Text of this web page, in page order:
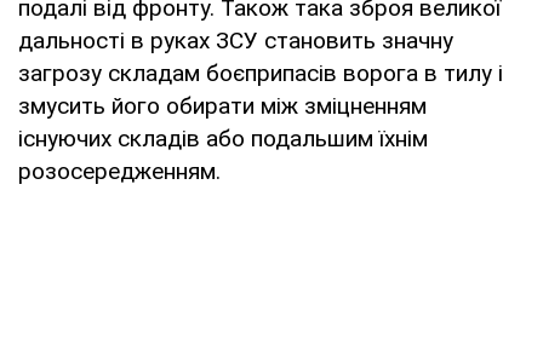
подалі від фронту. Також така зброя великої
дальності в руках ЗСУ становить значну
загрозу складам боєприпасів ворога в тилу і
змусить його обирати між зміцненням
існуючих складів або подальшим їхнім
розосередженням.